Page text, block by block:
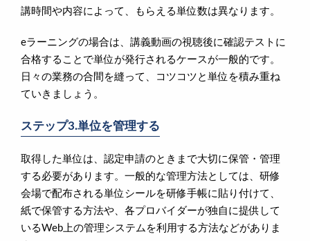
講時間や内容によって、もらえる単位数は異なります。
eラーニングの場合は、講義動画の視聴後に確認テストに
合格することで単位が発行されるケースが一般的です。
日々の業務の合間を縫って、コツコツと単位を積み重ね
ていきましょう。
ステップ3.単位を管理する
取得した単位は、認定申請のときまで大切に保管・管理
する必要があります。一般的な管理方法としては、研修
会場で配布される単位シールを研修手帳に貼り付けて、
紙で保管する方法や、各プロバイダーが独自に提供して
いるWeb上の管理システムを利用する方法などがありま